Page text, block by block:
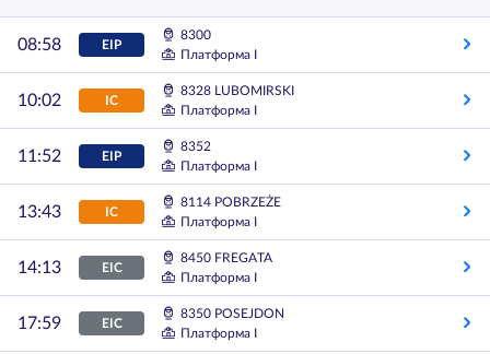
08:58 EIP
8300
Платформа I
10:02 IC
8328 LUBOMIRSKI
Платформа I
11:52 EIP
8352
Платформа I
13:43 IC
8114 POBRZEŻE
Платформа I
14:13 EIC
8450 FREGATA
Платформа I
17:59 EIC
8350 POSEJDON
Платформа I